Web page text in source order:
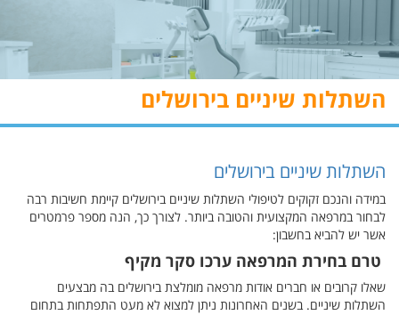
השתלות שיניים בירושלים
השתלות שיניים בירושלים
במידה והנכם זקוקים לטיפולי השתלות שיניים בירושלים קיימת חשיבות רבה
לבחור במרפאה המקצועית והטובה ביותר. לצורך כך, הנה מספר פרמטרים
אשר יש להביא בחשבון:
טרם בחירת המרפאה ערכו סקר מקיף
שאלו קרובים או חברים אודות מרפאה מומלצת בירושלים בה מבצעים
השתלות שיניים. בשנים האחרונות ניתן למצוא לא מעט התפתחות בתחום